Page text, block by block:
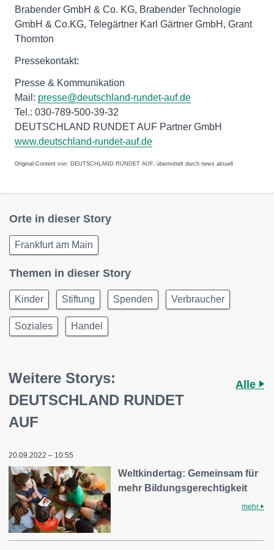
Brabender GmbH & Co. KG, Brabender Technologie
GmbH & Co.KG, Telegärtner Karl Gärtner GmbH, Grant
Thornton
Pressekontakt:
Presse & Kommunikation
Mail: presse@deutschland-rundet-auf.de
Tel.: 030-789-500-39-32
DEUTSCHLAND RUNDET AUF Partner GmbH
www.deutschland-rundet-auf.de
Original-Content von: DEUTSCHLAND RUNDET AUF, übermittelt durch news aktuell
Orte in dieser Story
Frankfurt am Main
Themen in dieser Story
Kinder Stiftung Spenden Verbraucher
Soziales Handel
Weitere Storys:
DEUTSCHLAND RUNDET
AUF
Alle
20.09.2022 – 10:55
Weltkindertag: Gemeinsam für
mehr Bildungsgerechtigkeit
mehr